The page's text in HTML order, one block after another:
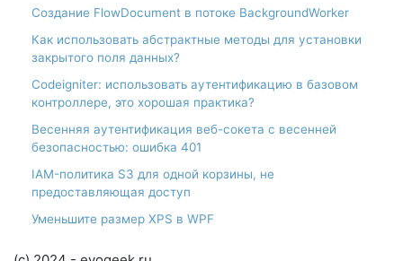
Создание FlowDocument в потоке BackgroundWorker
Как использовать абстрактные методы для установки
закрытого поля данных?
Codeigniter: использовать аутентификацию в базовом
контроллере, это хорошая практика?
Весенняя аутентификация веб-сокета с весенней
безопасностью: ошибка 401
IAM-политика S3 для одной корзины, не
предоставляющая доступ
Уменьшите размер XPS в WPF